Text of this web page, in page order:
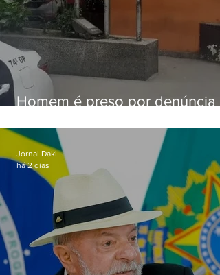
Homem é preso por denúncia
Alcântara
Jornal Daki
há 2 dias